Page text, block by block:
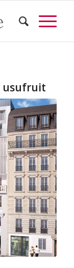
usufruit